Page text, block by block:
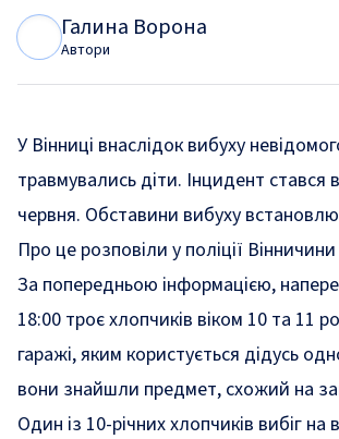
Галина Ворона
Автори
У Вінниці внаслідок вибуху
травмувались діти. Інцидент стався
червня. Обставини вибуху
Про це розповіли у поліції Вінничини
За попередньою інформацією,
18:00 троє хлопчиків віком 10 та 11
гаражі, яким користується дідусь
вони знайшли предмет, схожий на
Один із 10-річних хлопчиків вибіг